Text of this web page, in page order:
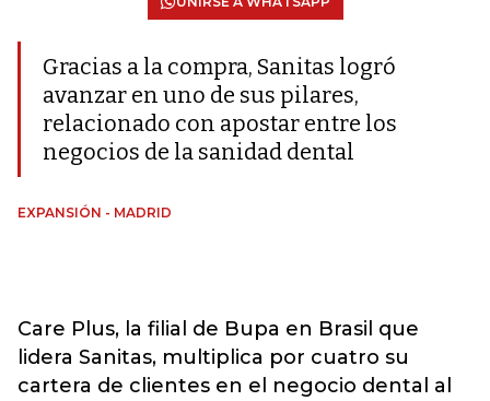
Gracias a la compra, Sanitas logró
avanzar en uno de sus pilares,
relacionado con apostar entre los
negocios de la sanidad dental
EXPANSIÓN - MADRID
Care Plus, la filial de Bupa en Brasil que
lidera Sanitas, multiplica por cuatro su
cartera de clientes en el negocio dental al